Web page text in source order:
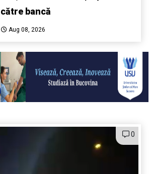
bancă
Aug 08, 2026
0